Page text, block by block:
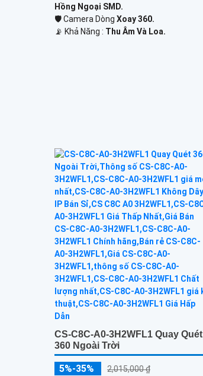
Hồng Ngoại SMD.
🛡 Camera Dòng Xoay 360.
️📡 Khả Năng : Thu Âm Và Loa.
CS-C8C-A0-3H2WFL1 Quay Quét
360 Ngoài Trời
5%-35% 2,015,000 ₫